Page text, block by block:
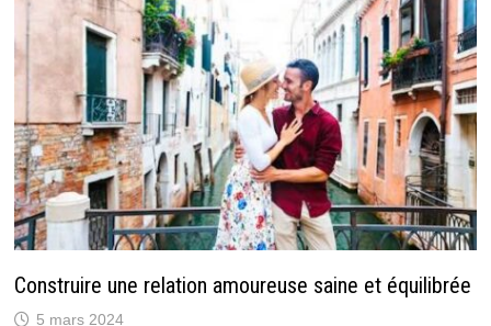
Construire une relation amoureuse saine et équilibrée
5 mars 2024